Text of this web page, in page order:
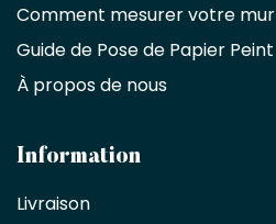
Décorateurs
d'intérieur,
designers
architectes
d'une
Comment mesurer votre mur
Guide de Pose de Papier Peint
À propos de nous
Information
Livraison